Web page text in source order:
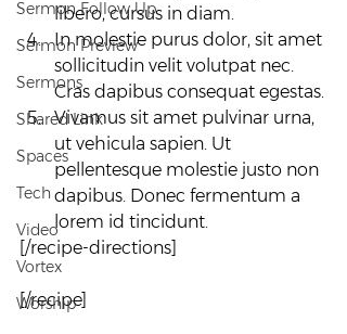
Sermon Follow Up
Sermon Preview
Sermons
Shared Link
Spaces
Tech
Video
Vortex
Worship
libero, cursus in diam.
In molestie purus dolor, sit amet
sollicitudin velit volutpat nec.
Cras dapibus consequat egestas.
Vivamus sit amet pulvinar urna,
ut vehicula sapien. Ut
pellentesque molestie justo non
dapibus. Donec fermentum a
lorem id tincidunt.
[/recipe-directions]
[/recipe]